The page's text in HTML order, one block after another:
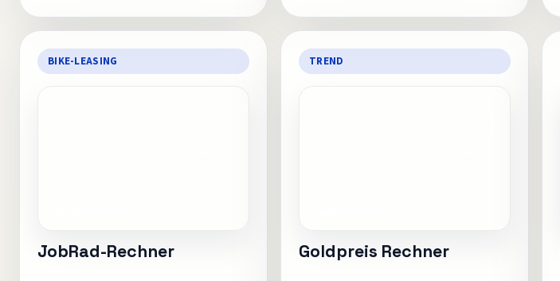
BIKE-LEASING
JobRad-Rechner
TREND
Goldpreis Rechner